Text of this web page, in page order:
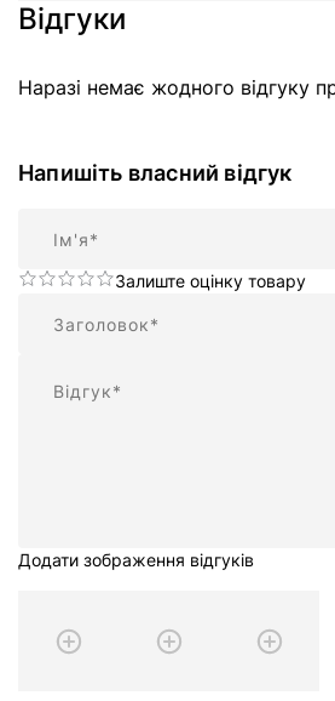
Відгуки
Наразі немає жодного відгуку
Напишіть власний відгук
Залиште оцінку товару
Додати зображення відгуків